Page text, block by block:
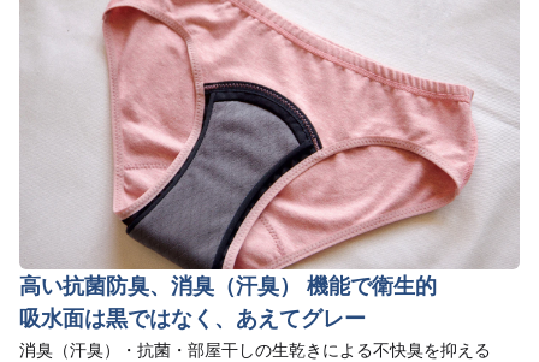
高い抗菌防臭、消臭（汗臭） 機能で衛生的
吸水面は黒ではなく、あえてグレー
消臭（汗臭）・抗菌・部屋干しの生乾きによる不快臭を抑える